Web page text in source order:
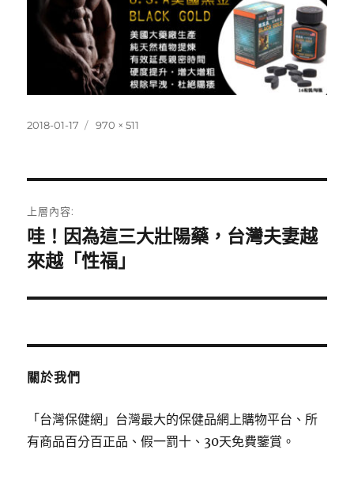
發
2018-01-17
完
970 × 511
章
導
覽
上層內容:
哇！因為這三大壯陽藥，台灣夫妻越
來越「性福」
關於我們
「台灣保健網」台灣最大的保健品網上購物平台、所
有商品百分百正品、假一罰十、30天免費鑒賞。